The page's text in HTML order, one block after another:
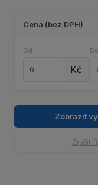
Cena (bez DPH)
Od
Kč
Do
Zobrazit
Zrušit